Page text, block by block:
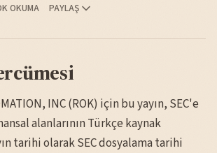
OKUMA PAYLAŞ
INC (ROK) için bu yayın, SEC'e
alanlarının Türkçe kaynak
tarihi olarak SEC dosyalama tarihi